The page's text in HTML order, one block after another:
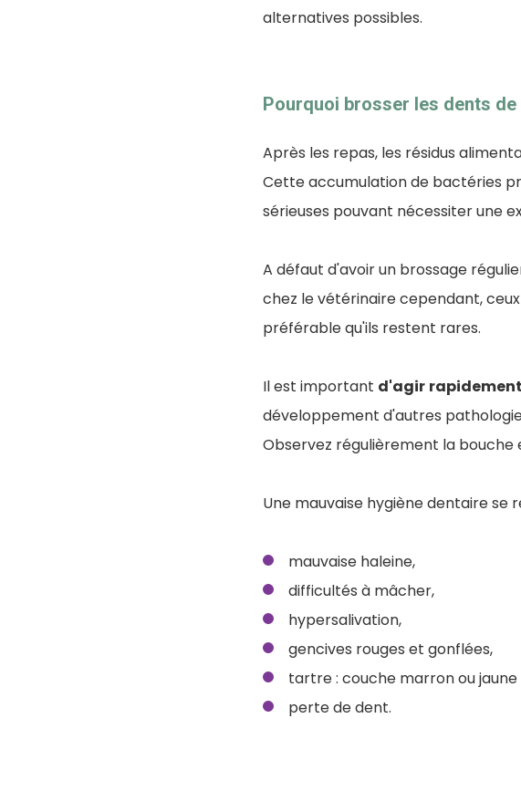
alternatives possibles.
Pourquoi brosser les dents de
Après les repas, les résidus
Cette accumulation de bactéries
sérieuses pouvant nécessiter une
A défaut d'avoir un brossage
chez le vétérinaire cependant,
préférable qu'ils restent rares.
Il est important d'agir rapidement
développement d'autres
Observez régulièrement la bouche
Une mauvaise hygiène dentaire se
mauvaise haleine,
difficultés à mâcher,
hypersalivation,
gencives rouges et gonflées,
tartre : couche marron ou jaune
perte de dent.